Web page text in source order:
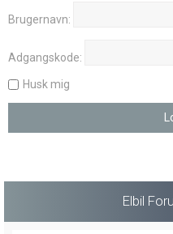
Brugernavn:
Adgangskode:
Husk mig
Elbil